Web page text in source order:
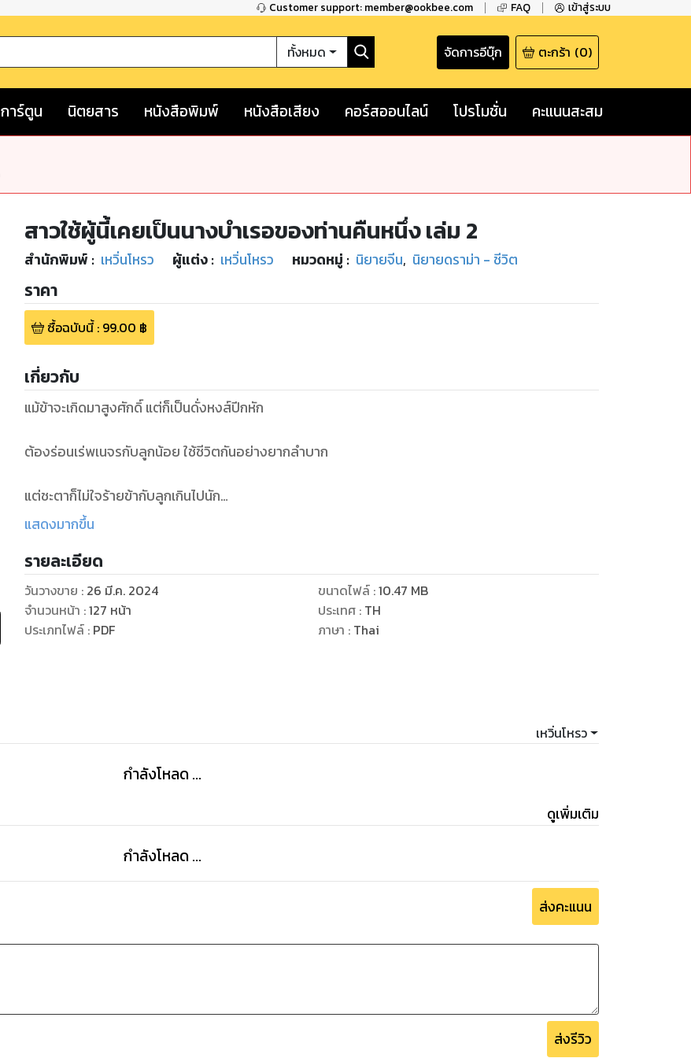
Customer support: member@ookbee.com FAQ เข้าสู่ระบบ
ทั้งหมด จัดการอีบุ๊ก ตะกร้า (0)
การ์ตูน นิตยสาร หนังสือพิมพ์ หนังสือเสียง คอร์สออนไลน์ โปรโมชั่น คะแนนสะสม
สาวใช้ผู้นี้เคยเป็นนางบำเรอของท่านคืนหนึ่ง เล่ม 2
สำนักพิมพ์ : เหวิ่นโหรว ผู้แต่ง : เหวิ่นโหรว หมวดหมู่ : นิยายจีน, นิยายดราม่า - ชีวิต
ราคา
ซื้อฉบับนี้: 99.00 ฿
เกี่ยวกับ
แม้ข้าจะเกิดมาสูงศักดิ์ แต่ก็เป็นดั่งหงส์ปีกหัก
ต้องร่อนเร่พเนจรกับลูกน้อย ใช้ชีวิตกันอย่างยากลำบาก
แต่ชะตาก็ไม่ใจร้ายข้ากับลูกเกินไปนัก
ในจวนของบุรุษที่เป็นทั้งสามีและพ่อของลูกนาง
แม้เขาจะจดจำนางมิได้...
ราคาเล่มละ 89-99 บาท อยู่ในราคานี้ไม่สูงไปมากกว่านี้ แต่ละเล่มจะมี 30000-40000
แสดงมากขึ้น
รายละเอียด
วันวางขาย : 26 มี.ค. 2024
จำนวนหน้า :127 หน้า
ประเภทไฟล์: PDF
ขนาดไฟล์:10.47 MB
ประเทศ : TH
ภาษา : Thai
เหวิ่นโหรว
กำลังโหลด ...
ดูเพิ่มเติม
กำลังโหลด ...
ส่งคะแนน
ส่งรีวิว